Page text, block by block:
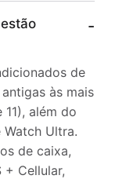
de
às mais
além do
Watch Ultra.
de caixa,
+ Cellular,